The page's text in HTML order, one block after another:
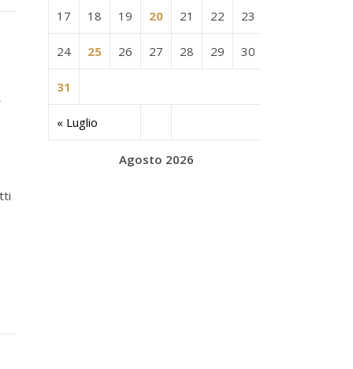
Agosto 2026
« Luglio
17 18 19 20 21 22 23
24 25 26 27 28 29 30
31